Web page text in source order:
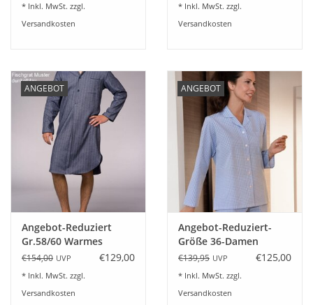
BENNO 8601-
dunkelblau
* Inkl. MwSt. zzgl.
Versandkosten
* Inkl. MwSt. zzgl.
Versandkosten
ANGEBOT
Angebot-Reduziert
Gr.58/60 Warmes
Herren Flanell
BENNO 8601-
dunkelblau
€154,00 UVP €129,00
* Inkl. MwSt. zzgl.
Versandkosten
ANGEBOT
Angebot-Reduziert-
Größe 36-Damen
Schlafanzug 7/8 Nora
€139,95 UVP €125,00
* Inkl. MwSt. zzgl.
Versandkosten